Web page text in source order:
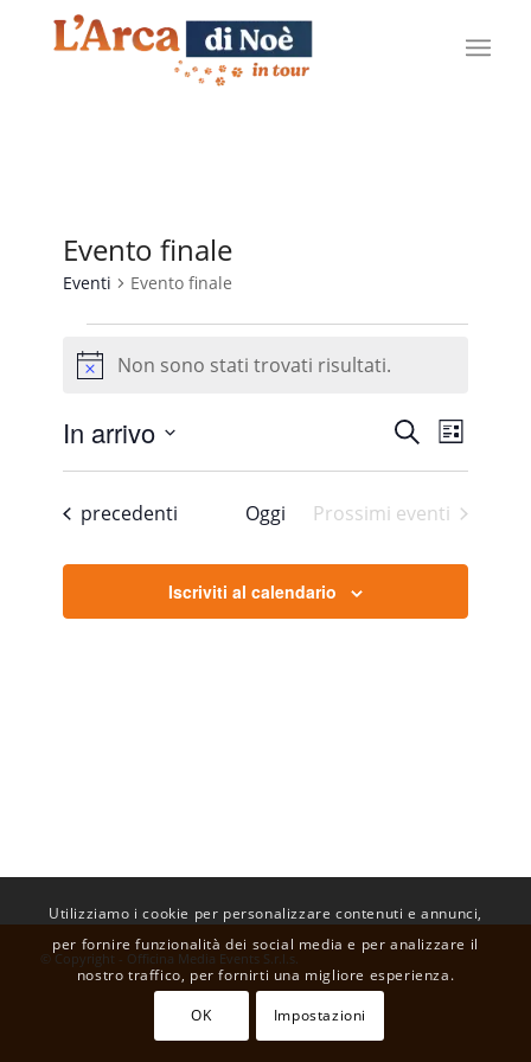
Evento finale
Eventi Evento finale
Eventi
NoticeNon sono stati trovati risultati.
Eventi
Ricerca
e
CercaEvento
Viste
Lista
In arrivo
Seleziona
data.
Eventi
precedenti Oggi Prossimi eventi
Iscriviti al calendario
© Copyright - Officina Media Events S.r.l.s.
Utilizziamo i cookie per personalizzare contenuti e annunci,
per fornire funzionalità dei social media e per analizzare il
nostro traffico, per fornirti una migliore esperienza.
OK Impostazioni